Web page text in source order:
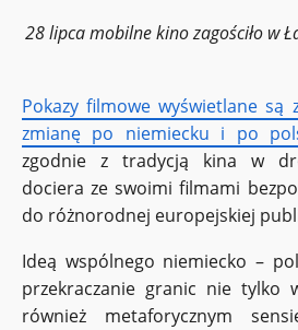
28 lipca mobilne kino zagościło w
Pokazy filmowe wyświetlane są
zmianę po niemiecku i po
zgodnie z tradycją kina w
dociera ze swoimi filmami
do różnorodnej europejskiej
Ideą wspólnego niemiecko –
przekraczanie granic nie tylko
również metaforycznym